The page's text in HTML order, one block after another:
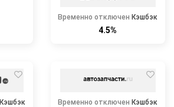
Временно отключен Кэшбэк
4.5%
Кэшбэк Временно отключен Кэшбэк